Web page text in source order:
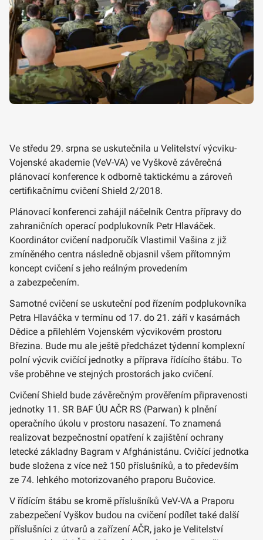
Ve středu 29. srpna se uskutečnila u Velitelství výcviku-
Vojenské akademie (VeV-VA) ve Vyškově závěrečná
plánovací konference k odborně taktickému a zároveň
certifikačnímu cvičení Shield 2/2018.
Plánovací konferenci zahájil náčelník Centra přípravy do
zahraničních operací podplukovník Petr Hlaváček.
Koordinátor cvičení nadporučík Vlastimil Vašina z již
zmíněného centra následně objasnil všem přítomným
koncept cvičení s jeho reálným provedením
a zabezpečením.
Samotné cvičení se uskuteční pod řízením podplukovníka
Petra Hlaváčka v termínu od 17. do 21. září v kasárnách
Dědice a přilehlém Vojenském výcvikovém prostoru
Březina. Bude mu ale ještě předcházet týdenní komplexní
polní výcvik cvičící jednotky a příprava řídícího štábu. To
vše proběhne ve stejných prostorách jako cvičení.
Cvičení Shield bude závěrečným prověřením připravenosti
jednotky 11. SR BAF ÚU AČR RS (Parwan) k plnění
operačního úkolu v prostoru nasazení. To znamená
realizovat bezpečnostní opatření k zajištění ochrany
letecké základny Bagram v Afghánistánu. Cvičící jednotka
bude složena z více než 150 příslušníků, a to především
ze 74. lehkého motorizovaného praporu Bučovice.
V řídícím štábu se kromě příslušníků VeV-VA a Praporu
zabezpečení Vyškov budou na cvičení podílet také další
příslušníci z útvarů a zařízení AČR, jako je Velitelství